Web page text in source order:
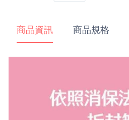
商品資訊 商品規格